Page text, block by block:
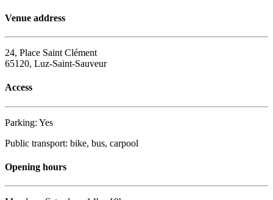
Venue address
24, Place Saint Clément
65120, Luz-Saint-Sauveur
Access
Parking: Yes
Public transport: bike, bus, carpool
Opening hours